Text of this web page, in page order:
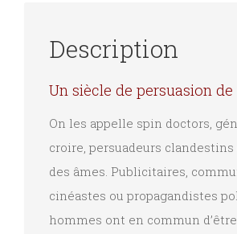
Description
Un siècle de persuasion de
On les appelle spin doctors,
croire, persuadeurs
des âmes. Publicitaires,
cinéastes ou propagandistes
hommes ont en commun